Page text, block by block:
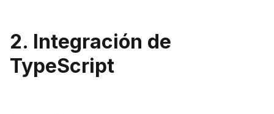
2. Integración de
TypeScript